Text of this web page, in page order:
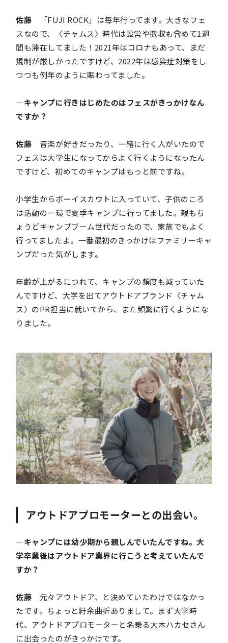
佐藤
「FUJI ROCK」は毎年行ってます。大きなフェ
スなので、〈チャムス〉時代は設営や撤収も含めて1週
間も滞在してました！2021年はコロナもあって、まだ
規制が厳しかったですけど、2022年は感染症対策をし
つつも例年のように賑わってました。
―キャンプに行きはじめたのはフェスがきっかけなん
ですか？
佐藤 音楽が好きだったり、一緒に行く人がいたので
フェスは大学生になってからよく行くようになったん
ですけど、初めてのキャンプはもっと前ですね。
小学生からボーイスカウトに入っていて、子供のころ
は活動の一環で夏季キャンプに行ってました。親もち
ょうどキャンプブーム世代だったので、家族でもよく
行ってましたよ。一番最初のきっかけはファミリーキャ
ンプだった気がします。
年齢が上がるにつれて、キャンプの頻度も減っていた
んですけど、大学を出てアウトドアブランド〈チャム
ス〉のPR担当に就いてから、また頻繁に行くようにな
りました。
アウトドアプロモーターとの出会い。
―キャンプには幼少期から親しんでいたんですね。大
学卒業後はアウトドア業界に行こうと考えていたんで
すか？
佐藤 元々アウトドア、と決めていたわけではなかっ
たです。ちょっと紆余曲折ありまして。まず大学時
代、アウトドアプロモーターと名乗る大木ハカセさん
に出会ったのがきっかけです。